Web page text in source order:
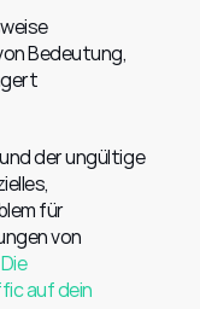
Bedeutung,
der ungültige
für
von
Die
auf dein